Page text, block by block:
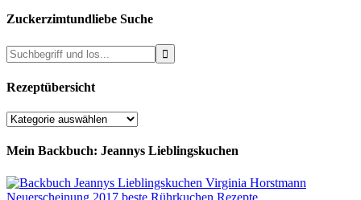
Zuckerzimtundliebe Suche
Rezeptübersicht
Rezeptübersicht
Mein Backbuch: Jeannys Lieblingskuchen